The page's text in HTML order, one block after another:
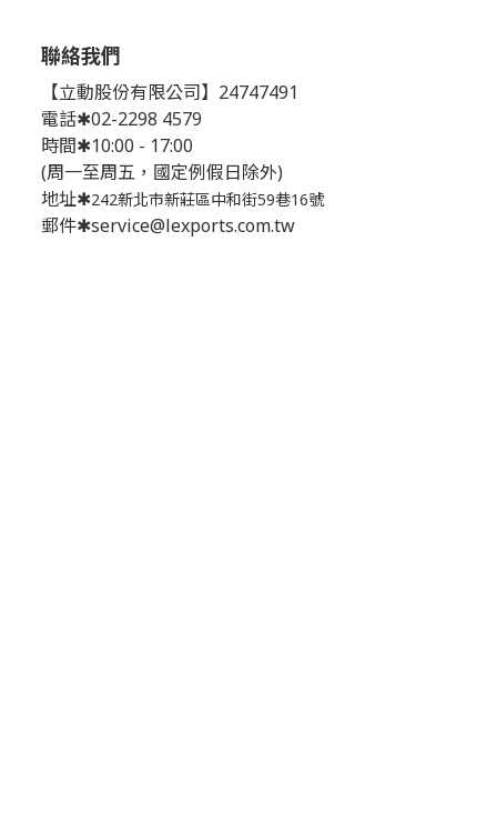
聯絡我們
【立動股份有限公司】24747491
電話✱02-2298 4579
時間✱10:00 - 17:00
(周一至周五，國定例假日除外)
地址✱242新北市新莊區中和街59巷16號
郵件✱service@lexports.com.tw